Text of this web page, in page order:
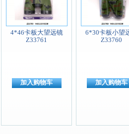
4*46卡板大望远镜
Z33761
加入购物车
6*30卡板小望
Z33760
加入购物车